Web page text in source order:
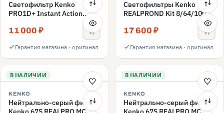
Светофильтр Kenko
PRO1D+ Instant Action
Variable NDX3-450+C-PL
переменной плотности
11 000 ₽
Гарантия магазина · оригинал
Светофильтры Kenko
REALPROND Kit 8/64/1000
17 600 ₽
Гарантия магазина · оригинал
В НАЛИЧИИ
KENKO
Нейтрально-серый фильтр
В НАЛИЧИИ
KENKO
Нейтрально-серый фильтр